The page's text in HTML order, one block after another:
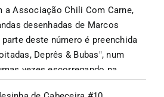
a Associação Chili Com Carne,
desenhadas de Marcos
deste número é preenchida
Deprês & Bubas", num
vezes escorregando na